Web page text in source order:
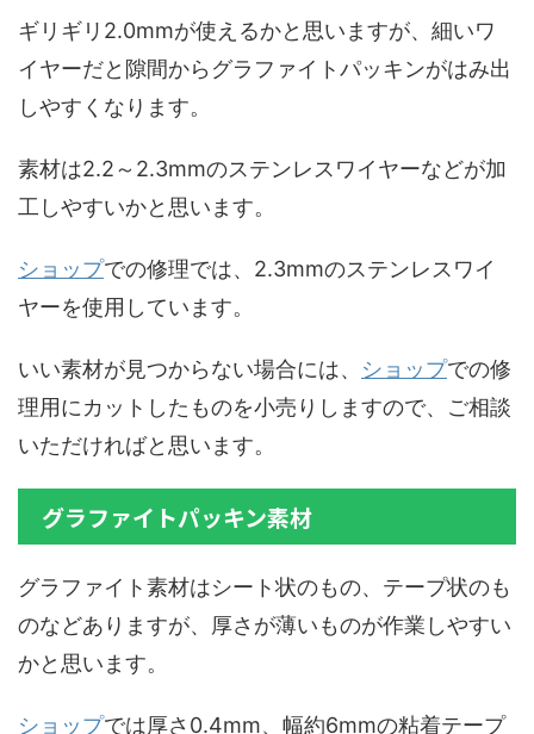
ギリギリ2.0mmが使えるかと思いますが、細いワ
イヤーだと隙間からグラファイトパッキンがはみ出
しやすくなります。
素材は2.2～2.3mmのステンレスワイヤーなどが加
工しやすいかと思います。
ショップでの修理では、2.3mmのステンレスワイ
ヤーを使用しています。
いい素材が見つからない場合には、 ショップでの修
理用にカットしたものを小売りしますので、ご相談
いただければと思います。
グラファイトパッキン素材
グラファイト素材はシート状のもの、テープ状のも
のなどありますが、厚さが薄いものが作業しやすい
かと思います。
ショップでは厚さ0.4mm、幅約6mmの粘着テープ